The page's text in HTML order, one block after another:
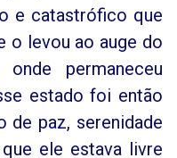
e catastrófico que
o levou ao auge do
permaneceu
estado foi então
de paz, serenidade
ele estava livre